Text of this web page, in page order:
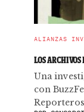
ALIANZAS
LOS
Una
con